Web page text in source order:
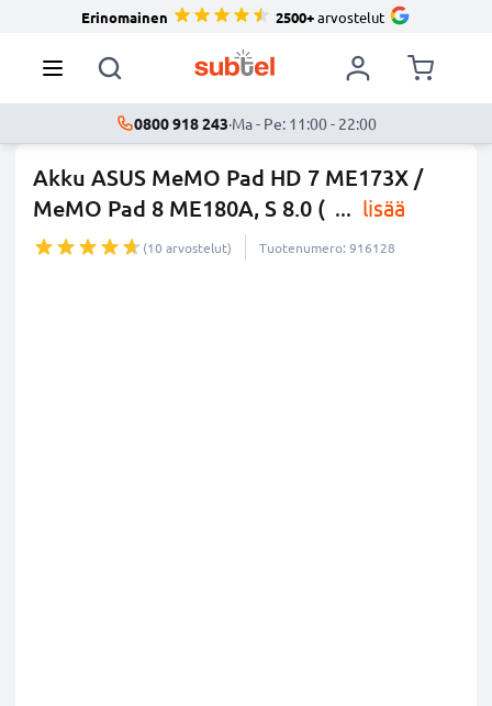
Erinomainen 2500+arvostelut
0800 918 243·Ma - Pe: 11:00 - 22:00
Akku ASUS MeMO Pad HD 7 ME173X /
MeMO Pad 8 ME180A, S 8.0 ( ... lisää
(10 arvostelut) Tuotenumero: 916128